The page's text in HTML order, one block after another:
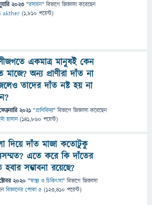
2023 "রসায়ন" বিভাগে জিজ্ঞাসাকরেছেন
akther (1,810 পয়েন্ট)
একমাত্র মানুষই কেন
মাজে? অন্য প্রাণীরা দাঁত না
তাদের দাঁত নষ্ট হয় না
2021 "প্রাণিবিদ্যা" বিভাগে জিজ্ঞাসাকরেছেন
হাসান (141,860 পয়েন্ট)
দিয়ে দাঁত মাজা কতোটুকু
এতে করে কি দাঁতের
হবার সম্ভাবনা রয়েছে?
2020 "স্বাস্থ্য ও চিকিৎসা" বিভাগে জিজ্ঞাসা
বিজ্ঞানের পোকা ৫ (123,410 পয়েন্ট)